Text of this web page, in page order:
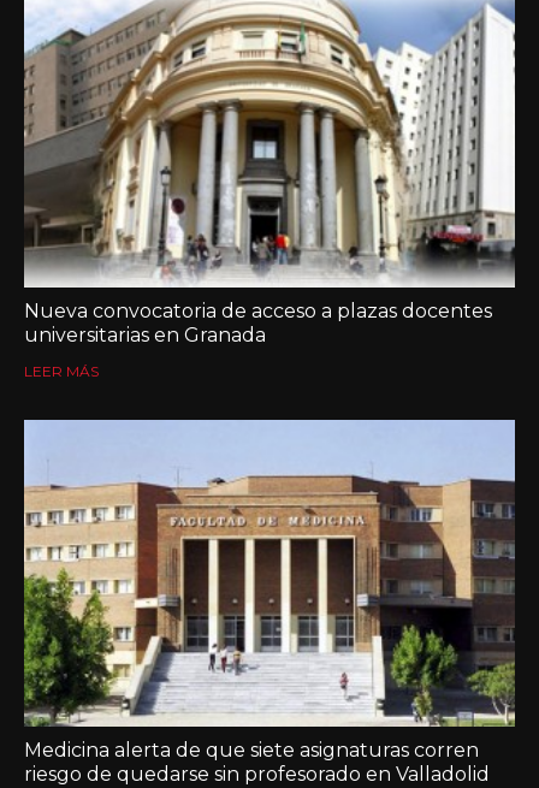
Nueva convocatoria de acceso a plazas docentes
universitarias en Granada
LEER MÁS
Medicina alerta de que siete asignaturas corren
riesgo de quedarse sin profesorado en Valladolid